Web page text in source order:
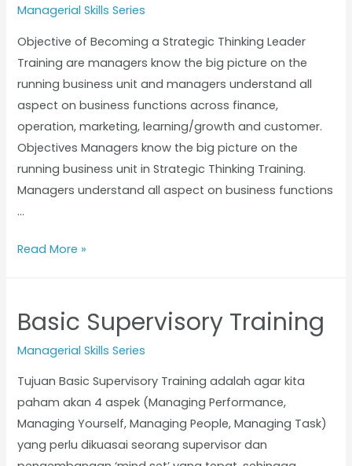
Managerial Skills Series
Objective of Becoming a Strategic Thinking Leader
Training are managers know the big picture on the
running business unit and managers understand all
aspect on business functions across finance,
operation, marketing, learning/growth and customer.
Objectives Managers know the big picture on the
running business unit in Strategic Thinking Training.
Managers understand all aspect on business functions
…
Read More »
Basic Supervisory Training
Managerial Skills Series
Tujuan Basic Supervisory Training adalah agar kita
paham akan 4 aspek (Managing Performance,
Managing Yourself, Managing People, Managing Task)
yang perlu dikuasai seorang supervisor dan